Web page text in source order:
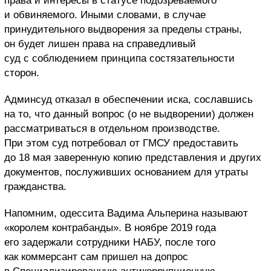
и обвиняемого. Иными словами, в случае
принудительного выдворения за пределы страны,
он будет лишен права на справедливый
суд с соблюдением принципа состязательности
сторон.
Админсуд отказал в обеспечении иска, сославшись
на то, что данный вопрос (о не выдворении) должен
рассматриваться в отдельном производстве.
При этом суд потребовал от ГМСУ предоставить
до 18 мая заверенную копию представления и других
документов, послуживших основанием для утраты
гражданства.
Напомним, одессита Вадима Альперина называют
«королем контрабанды». В ноябре 2019 года
его задержали сотрудники НАБУ, после того
как коммерсант сам пришел на допрос